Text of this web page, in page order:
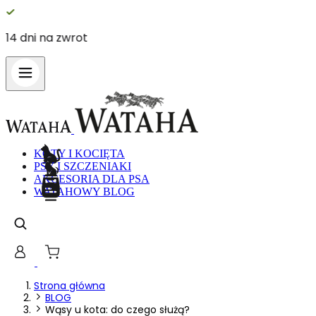
Polska marka
KOTY I KOCIĘTA
PSY I SZCZENIAKI
AKCESORIA DLA PSA
WATAHOWY BLOG
Strona główna
BLOG
Wąsy u kota: do czego służą?